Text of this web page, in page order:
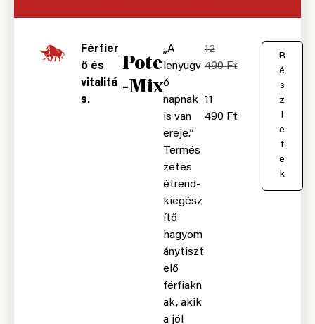
Férfier
ő és
vitalitá
s.
Pote
-Mix
„A
lenyugv
ó
napnak
is van
ereje.”
Termés
zetes
étrend-
kiegész
ítő
hagyom
ánytiszt
elő
férfiakn
ak, akik
a jól
12
490Ft
11
490 Ft
R
é
s
z
l
e
t
e
k